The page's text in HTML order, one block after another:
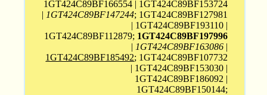
1GT424C89BF166554 | 1GT424C89BF153724
| 1GT424C89BF147244; 1GT424C89BF127981
| 1GT424C89BF193110 |
1GT424C89BF112879; 1GT424C89BF197996
| 1GT424C89BF163086 |
1GT424C89BF185492; 1GT424C89BF107732
| 1GT424C89BF153030 |
1GT424C89BF186092 |
1GT424C89BF150144;